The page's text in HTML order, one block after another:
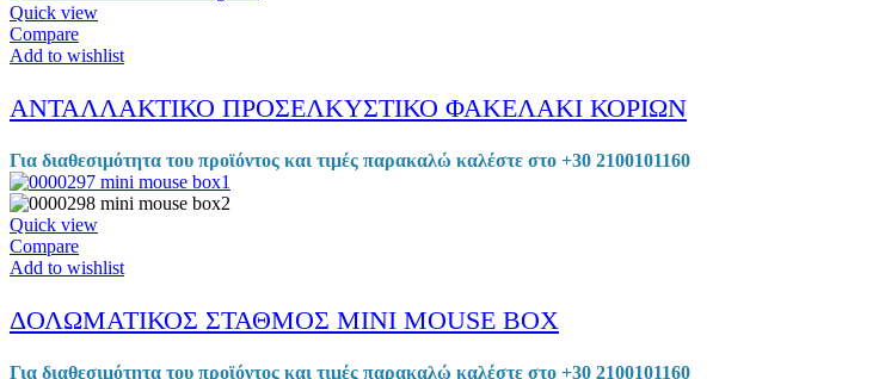
Quick view
Compare
Add to wishlist
ΑΝΤΑΛΛΑΚΤΙΚΟ ΠΡΟΣΕΛΚΥΣΤΙΚΟ ΦΑΚΕΛΑΚΙ ΚΟΡΙΩΝ
Για διαθεσιμότητα του προϊόντος και τιμές παρακαλώ καλέστε στο +30 2100101160
Quick view
Compare
Add to wishlist
ΔΟΛΩΜΑΤΙΚΟΣ ΣΤΑΘΜΟΣ MINI MOUSE BOX
Για διαθεσιμότητα του προϊόντος και τιμές παρακαλώ καλέστε στο +30 2100101160